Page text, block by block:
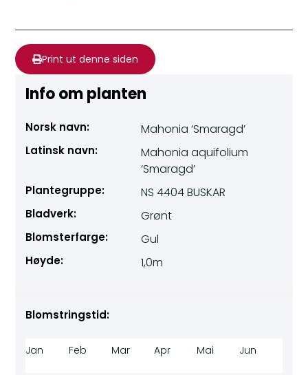
Print ut denne siden
Info om planten
Norsk navn: Mahonia ‘Smaragd’
Latinsk navn:
Mahonia aquifolium
‘Smaragd’
Plantegruppe: NS 4404 BUSKAR
Bladverk: Grønt
Blomsterfarge: Gul
Høyde: 1,0m
Blomstringstid:
Jan Feb Mar Apr Mai Jun